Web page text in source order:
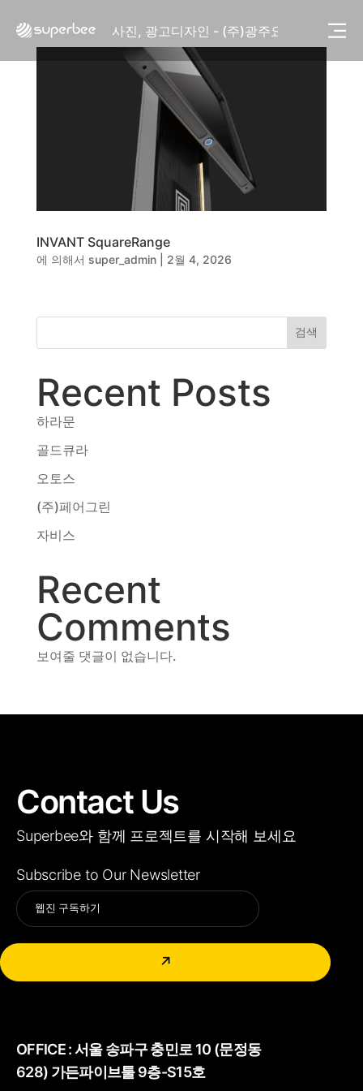
사진, 광고디자인 - (주)광주요
웹사이트 - (주)세스코
제품디자인 - 삼성전자㈜
동영상, CI - 카피어랜드㈜
동영상, 홈페이지 - (주)분독
동영상, 카탈로그 - 피자마루
웹사이트 - 백조씽크
사진, 광고디자인 - 중외제약
패키지, 디자인 - 고려은단
동영상 - (주)듀오백
동영상 - 모모스커피㈜
동영상 - 삼양홀딩스
사진, 광고디자인 - (주)광주요
동영상, CI - 카피어랜드㈜
동영상, 홈페이지 - (주)분독
동영상 - 킷캣
INVANT SquareRange
에 의해서 super_admin| 2월 4, 2026
검색
Recent Posts
하라문
골드큐라
오토스
(주)페어그린
자비스
Recent
Comments
보여줄 댓글이 없습니다.
Contact Us
Superbee와 함께 프로젝트를 시작해 보세요
Subscribe to Our Newsletter
↗
Alternative:
OFFICE :서울 송파구 충민로 10 (문정동
628) 가든파이브툴 9층-S15호